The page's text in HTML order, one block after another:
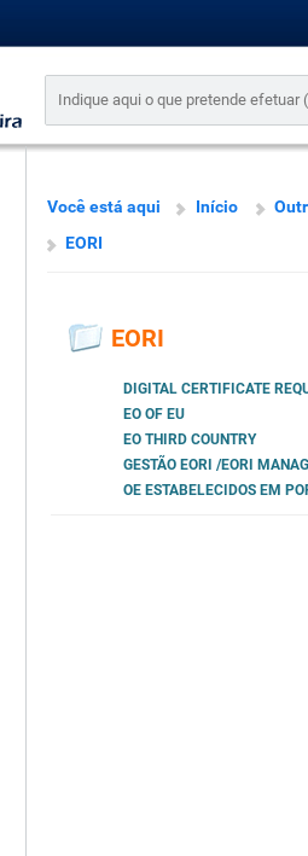
Você está aqui Início
EORI
EORI
DIGITAL CERTIFICATE
EO OF EU
EO THIRD COUNTRY
GESTÃO EORI /EORI
OE ESTABELECIDOS EM